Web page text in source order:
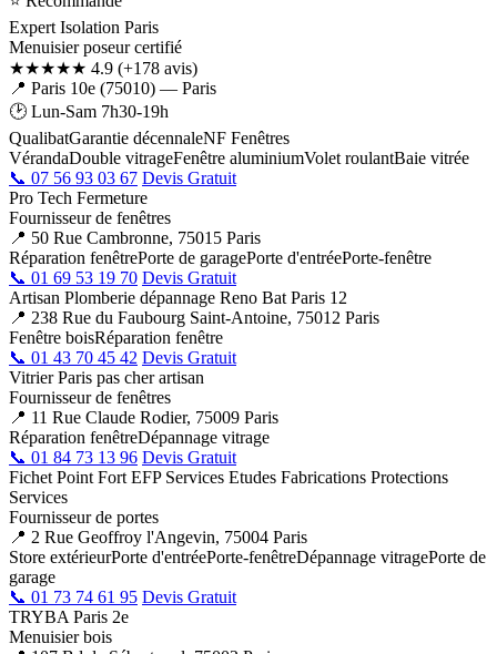
Expert Isolation Paris
Menuisier poseur certifié
★★★★★ 4.9 (+178 avis)
📍 Paris 10e (75010) — Paris
🕑 Lun-Sam 7h30-19h
QualibatGarantie décennaleNF Fenêtres
VérandaDouble vitrageFenêtre aluminiumVolet roulantBaie vitrée
📞 07 56 93 03 67 Devis Gratuit
Pro Tech Fermeture
Fournisseur de fenêtres
📍 50 Rue Cambronne, 75015 Paris
Réparation fenêtrePorte de garagePorte d'entréePorte-fenêtre
📞 01 69 53 19 70 Devis Gratuit
Artisan Plomberie dépannage Reno Bat Paris 12
📍 238 Rue du Faubourg Saint-Antoine, 75012 Paris
Fenêtre boisRéparation fenêtre
📞 01 43 70 45 42 Devis Gratuit
Vitrier Paris pas cher artisan
Fournisseur de fenêtres
📍 11 Rue Claude Rodier, 75009 Paris
Réparation fenêtreDépannage vitrage
📞 01 84 73 13 96 Devis Gratuit
Fichet Point Fort EFP Services Etudes Fabrications Protections
Services
Fournisseur de portes
📍 2 Rue Geoffroy l'Angevin, 75004 Paris
Store extérieurPorte d'entréePorte-fenêtreDépannage vitragePorte de
garage
📞 01 73 74 61 95 Devis Gratuit
TRYBA Paris 2e
Menuisier bois